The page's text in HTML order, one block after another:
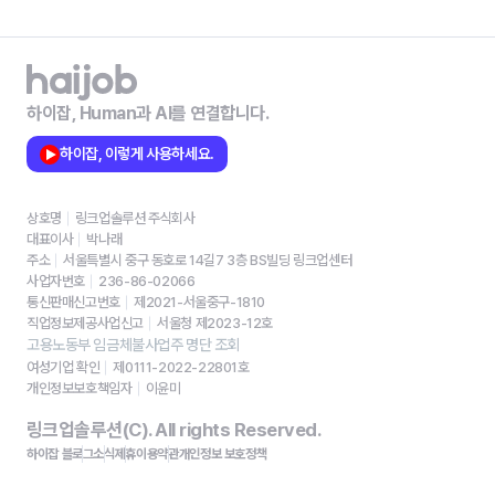
하이잡, Human과 AI를 연결합니다.
하이잡, 이렇게 사용하세요.
상호명
링크업솔루션 주식회사
대표이사
박나래
주소
서울특별시 중구 동호로 14길7 3층 BS빌딩 링크업센터
사업자번호
236-86-02066
통신판매신고번호
제2021-서울중구-1810
직업정보제공사업신고
서울청 제2023-12호
고용노동부 임금체불사업주 명단 조회
여성기업 확인
제0111-2022-22801호
개인정보보호책임자
이윤미
링크업솔루션(C). All rights Reserved.
하이잡 블로그소식제휴이용약관개인정보 보호정책